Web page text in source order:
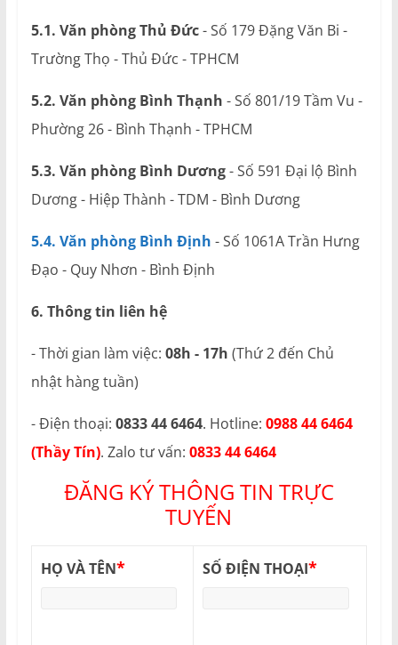
5.1. Văn phòng Thủ Đức- Số 179 Đặng Văn Bi -
Trường Thọ - Thủ Đức - TPHCM
5.2. Văn phòng Bình Thạnh - Số 801/19 Tầm Vu -
Phường 26 - Bình Thạnh - TPHCM
5.3. Văn phòng Bình Dương- Số 591 Đại lộ Bình
Dương - Hiệp Thành - TDM - Bình Dương
5.4. Văn phòng Bình Định - Số 1061A Trần Hưng
Đạo - Quy Nhơn - Bình Định
6. Thông tin liên hệ
- Thời gian làm việc: 08h - 17h (Thứ 2 đến Chủ
nhật hàng tuần)
- Điện thoại: 0833 44 6464. Hotline: 0988 44 6464
(Thầy Tín). Zalo tư vấn: 0833 44 6464
ĐĂNG KÝ THÔNG TIN TRỰC
TUYẾN
HỌ VÀ TÊN* SỐ ĐIỆN THOẠI*